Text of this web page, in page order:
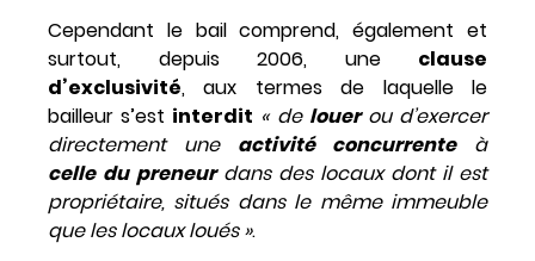
Cependant le bail comprend, également et
surtout, depuis 2006, une clause
d’exclusivité, aux termes de laquelle le
bailleur s’est interdit « de louerou d’exercer
directement une activité concurrenteà
celle du preneurdans des locaux dont il est
propriétaire, situés dans le même immeuble
que les locaux loués ».